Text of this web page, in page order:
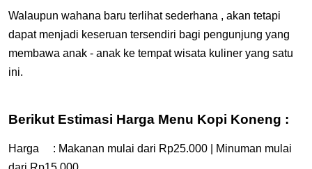
Walaupun wahana baru terlihat sederhana , akan tetapi
dapat menjadi keseruan tersendiri bagi pengunjung yang
membawa anak - anak ke tempat wisata kuliner yang satu
ini.
Berikut Estimasi Harga Menu Kopi Koneng :
Harga : Makanan mulai dari Rp25.000 | Minuman mulai